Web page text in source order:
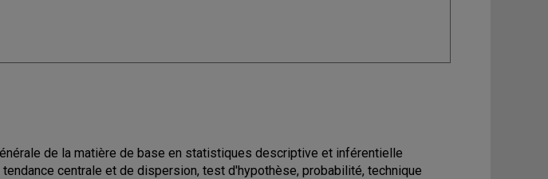
de la matière de base en statistiques descriptive et inférentielle
centrale et de dispersion, test d'hypothèse, probabilité, technique